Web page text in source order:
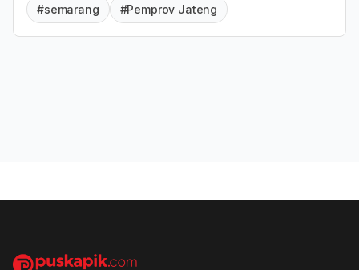
#semarang #Pemprov Jateng